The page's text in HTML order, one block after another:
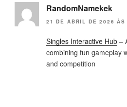
RandomNamekek
21 DE ABRIL DE 2026
Singles Interactive Hub –
combining fun gameplay
and competition